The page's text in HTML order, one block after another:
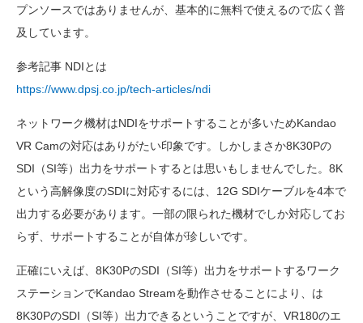
プンソースではありませんが、基本的に無料で使えるので広く普
及しています。
参考記事 NDIとは
https://www.dpsj.co.jp/tech-articles/ndi
ネットワーク機材はNDIをサポートすることが多いためKandao
VR Camの対応はありがたい印象です。しかしまさか8K30Pの
SDI（SI等）出力をサポートするとは思いもしませんでした。8K
という高解像度のSDIに対応するには、12G SDIケーブルを4本で
出力する必要があります。一部の限られた機材でしか対応してお
らず、サポートすることが自体が珍しいです。
正確にいえば、8K30PのSDI（SI等）出力をサポートするワーク
ステーションでKandao Streamを動作させることにより、は
8K30PのSDI（SI等）出力できるということですが、VR180のエ